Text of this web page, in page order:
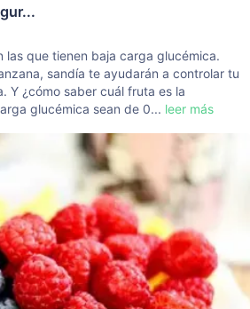
las que tienen baja carga glucémica.
sandía te ayudarán a controlar tu
Y ¿cómo saber cuál fruta es la
glucémica sean de 0... leer más